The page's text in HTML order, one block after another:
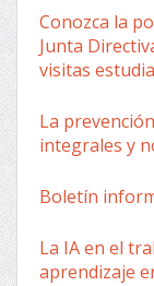
Conozca la
Junta
visitas
La
integrales y
Boletín
La IA en el
aprendizaje